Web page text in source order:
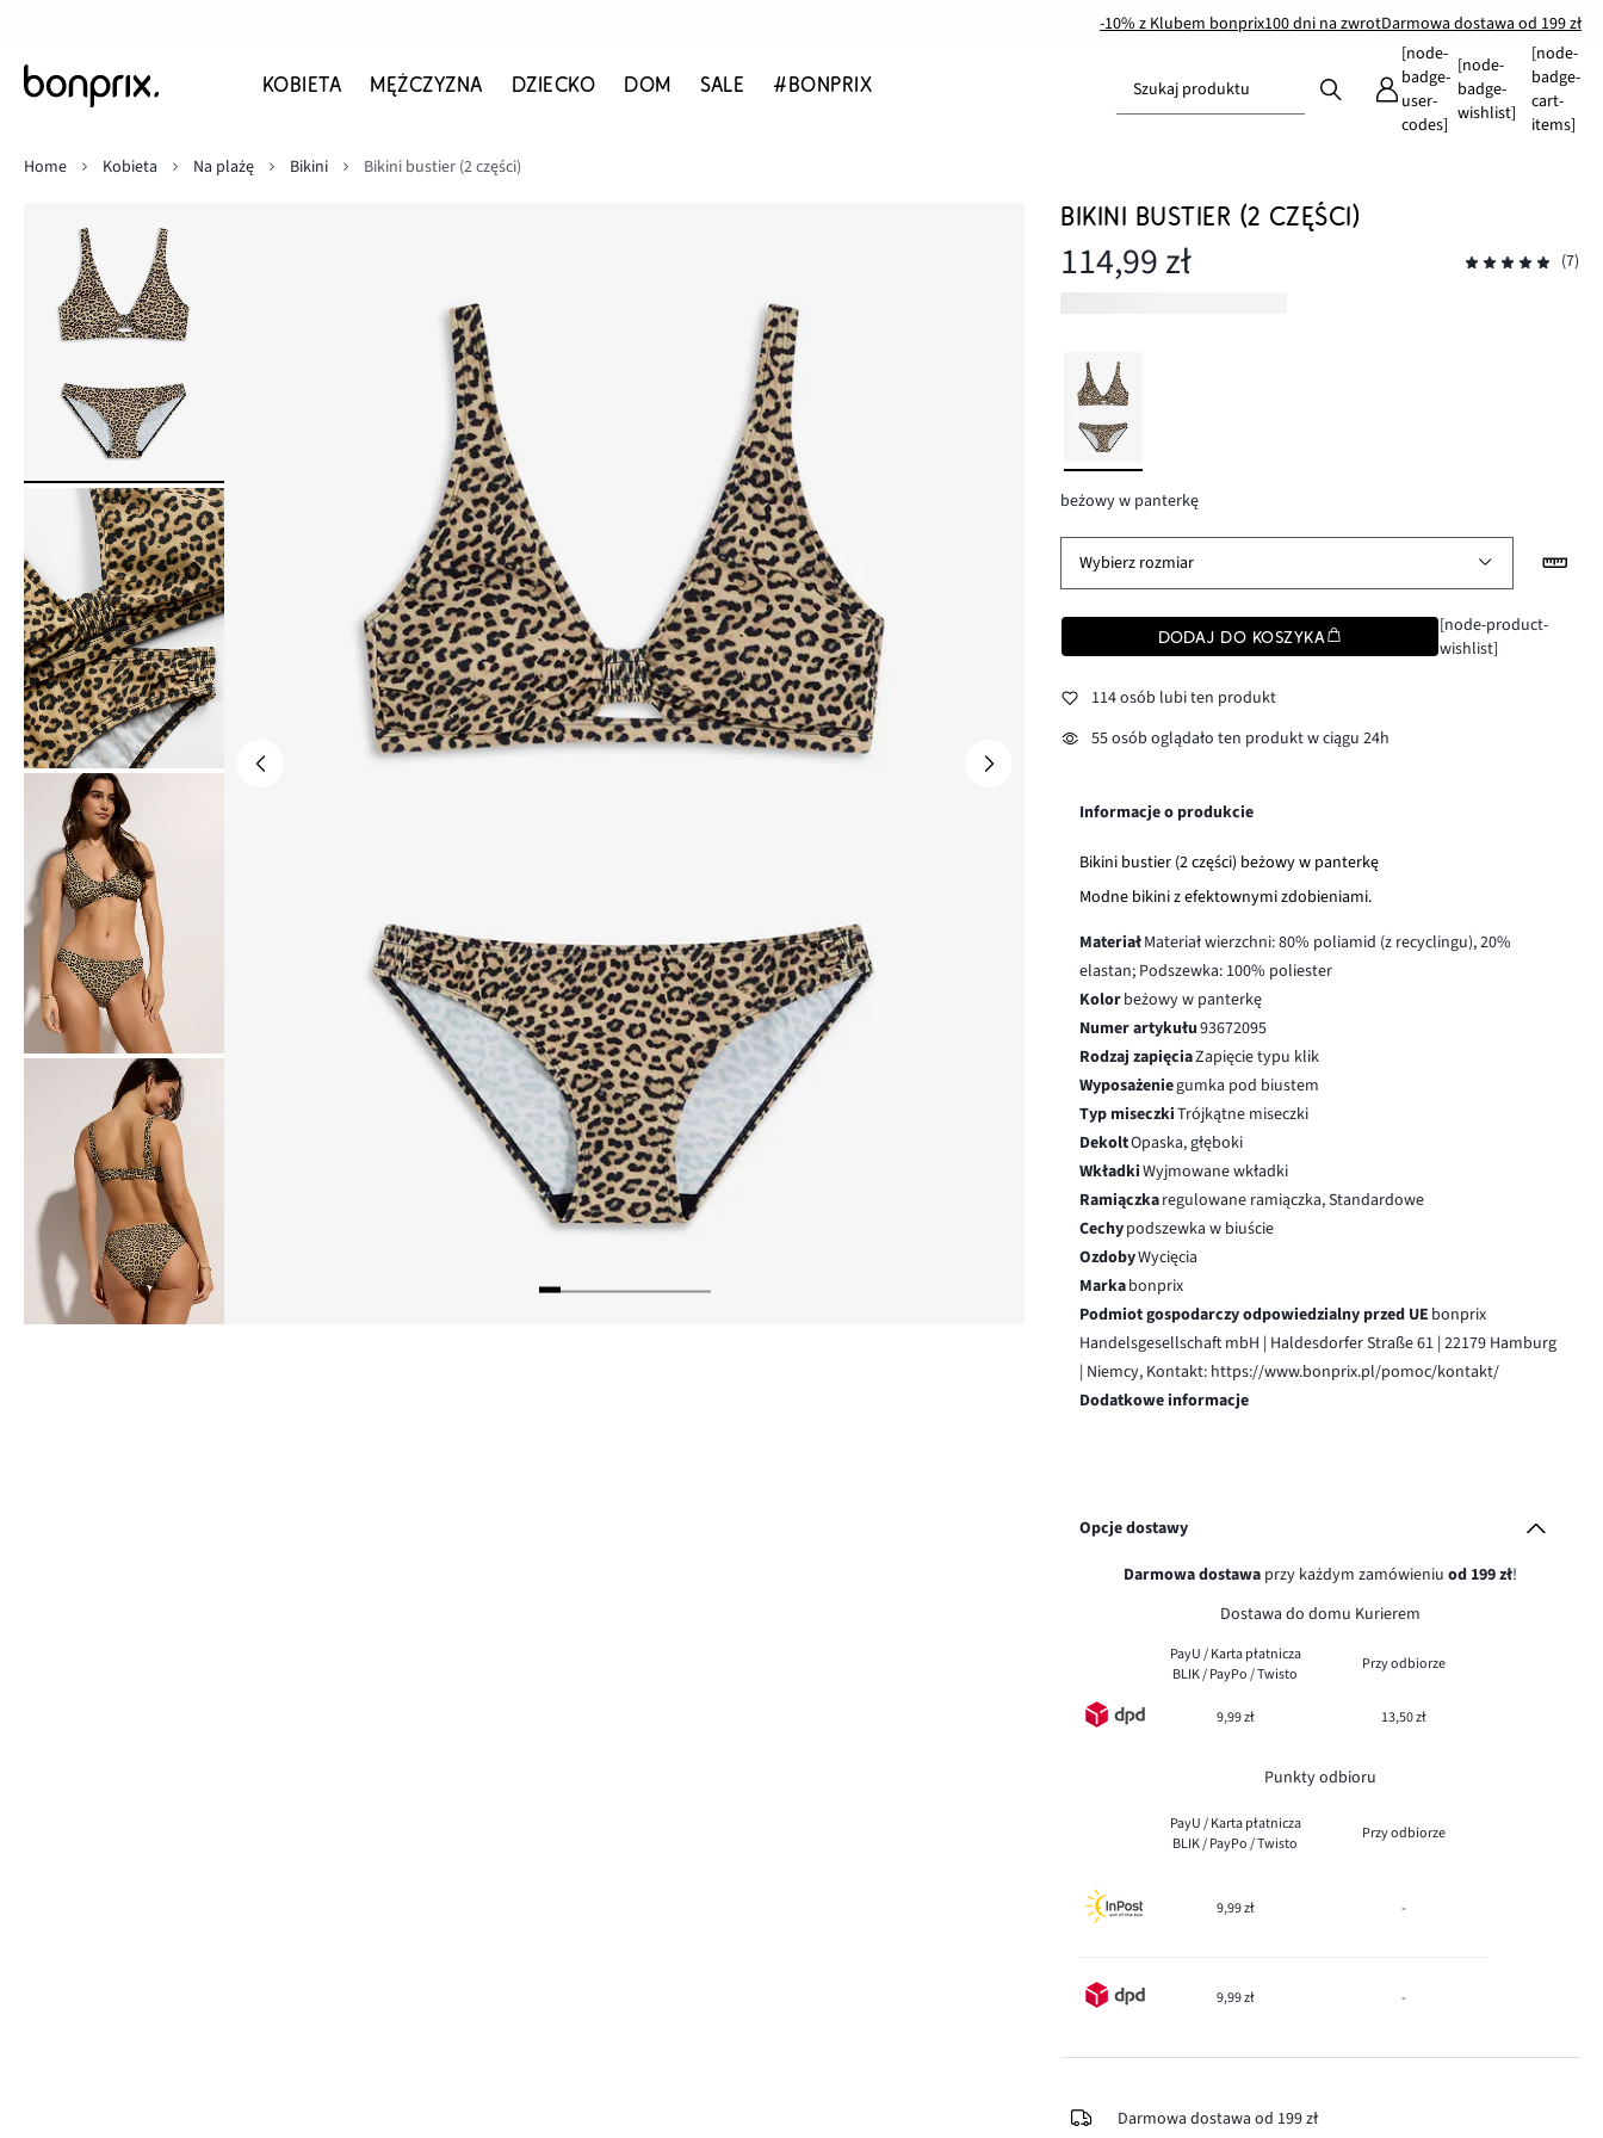
-10% z Klubem bonprix100 dni na zwrotDarmowa dostawa od 199 zł
KOBIETA MĘŻCZYZNA DZIECKO DOM SALE #BONPRIX Szukaj produktu
[node-
badge-
user-
codes]
[node-
badge-
wishlist]
[node-
badge-
cart-
items]
Home
Kobieta Na plażę Bikini Bikini bustier (2 części)
BIKINI BUSTIER (2 CZĘŚCI)
114,99 zł (7)
beżowy w panterkę
Wybierz rozmiar
DODAJ DO KOSZYKA
[node-product-
wishlist]
114 osób lubi ten produkt
55 osób oglądało ten produkt w ciągu 24h
Informacje o produkcie
Bikini bustier (2 części) beżowy w panterkę
Modne bikini z efektownymi zdobieniami.
MateriałMateriał wierzchni: 80% poliamid (z recyclingu), 20%
elastan; Podszewka: 100% poliester
Kolorbeżowy w panterkę
Numer artykułu93672095
Rodzaj zapięciaZapięcie typu klik
Wyposażeniegumka pod biustem
Typ miseczkiTrójkątne miseczki
DekoltOpaska, głęboki
WkładkiWyjmowane wkładki
Ramiączkaregulowane ramiączka, Standardowe
Cechypodszewka w biuście
OzdobyWycięcia
Markabonprix
Podmiot gospodarczy odpowiedzialny przed UE bonprix
Handelsgesellschaft mbH | Haldesdorfer Straße 61 | 22179 Hamburg
| Niemcy, Kontakt: https://www.bonprix.pl/pomoc/kontakt/
Dodatkowe informacje
Opcje dostawy
Darmowa dostawaprzy każdym zamówieniu od 199 zł!
Dostawa do domu Kurierem
PayU / Karta płatnicza
BLIK / PayPo / Twisto
Przy odbiorze
9,99 zł 13,50 zł
Punkty odbioru
PayU / Karta płatnicza
BLIK / PayPo / Twisto
Przy odbiorze
9,99 zł -
9,99 zł -
Darmowa dostawa od 199 zł